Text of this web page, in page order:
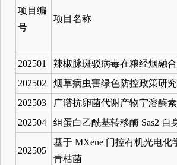
项目编
号
项目名称
202501
辣椒脉斑驳病毒在粮经烟融
202502
烟草病虫害绿色防控政策研
202503
广谱抗卵菌代谢产物宁溶酶
202504
组蛋白乙酰基转移酶 Sas2
202505
基于 MXene 门控有机光电
青枯菌